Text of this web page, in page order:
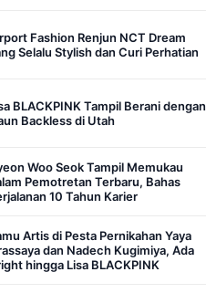
Fashion Renjun NCT Dream
Selalu Stylish dan Curi Perhatian
BLACKPINK Tampil Berani dengan
Backless di Utah
Woo Seok Tampil Memukau
Pemotretan Terbaru, Bahas
10 Tahun Karier
Artis di Pesta Pernikahan Yaya
dan Nadech Kugimiya, Ada
hingga Lisa BLACKPINK